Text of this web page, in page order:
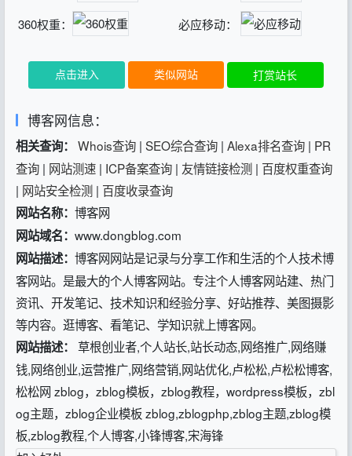
360权重： 必应移动：
点击进入 类似网站 打赏站长
博客网信息：
相关查询： Whois查询 | SEO综合查询 | Alexa排名查询 | PR
查询 | 网站测速 | ICP备案查询 | 友情链接检测 | 百度权重查询
| 网站安全检测 | 百度收录查询
网站名称： 博客网
网站域名： www.dongblog.com
网站描述： 博客网网站是记录与分享工作和生活的个人技术博
客网站。是最大的个人博客网站。专注个人博客网站建、热门
资讯、开发笔记、技术知识和经验分享、好站推荐、美图摄影
等内容。逛博客、看笔记、学知识就上博客网。
网站描述： 草根创业者,个人站长,站长动态,网络推广,网络赚
钱,网络创业,运营推广,网络营销,网站优化,卢松松,卢松松博客,
松松网 zblog，zblog模板，zblog教程，wordpress模板，zbl
og主题，zblog企业模板 zblog,zblogphp,zblog主题,zblog模
板,zblog教程,个人博客,小锋博客,宋海锋